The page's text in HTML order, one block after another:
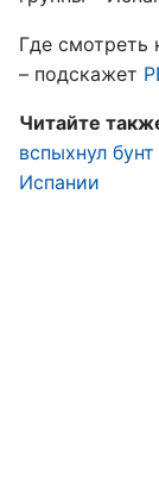
Где
– подскажет
Читайте
вспыхнул
Испании